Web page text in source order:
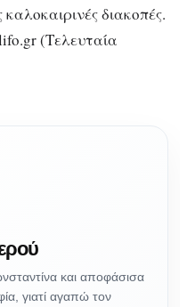
διακοπές.
(Τελευταία
και αποφάσισα
γιατί αγαπώ τον